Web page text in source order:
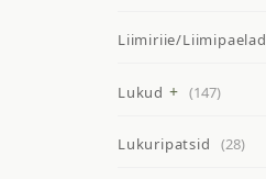
Liimiriie/Liimipaelad
Lukud (147)
Lukuripatsid (28)